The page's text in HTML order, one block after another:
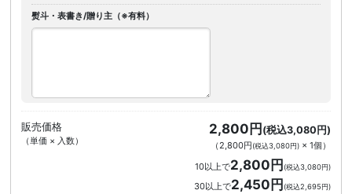
熨斗・表書き/贈り主（※有料）
販売価格
（単価 × 入数）
2,800円(税込3,080円)
（ 2,800円(税込3,080円)× 1個 ）
10以上で2,800円 (税込3,080円)
30以上で2,450円 (税込2,695円)